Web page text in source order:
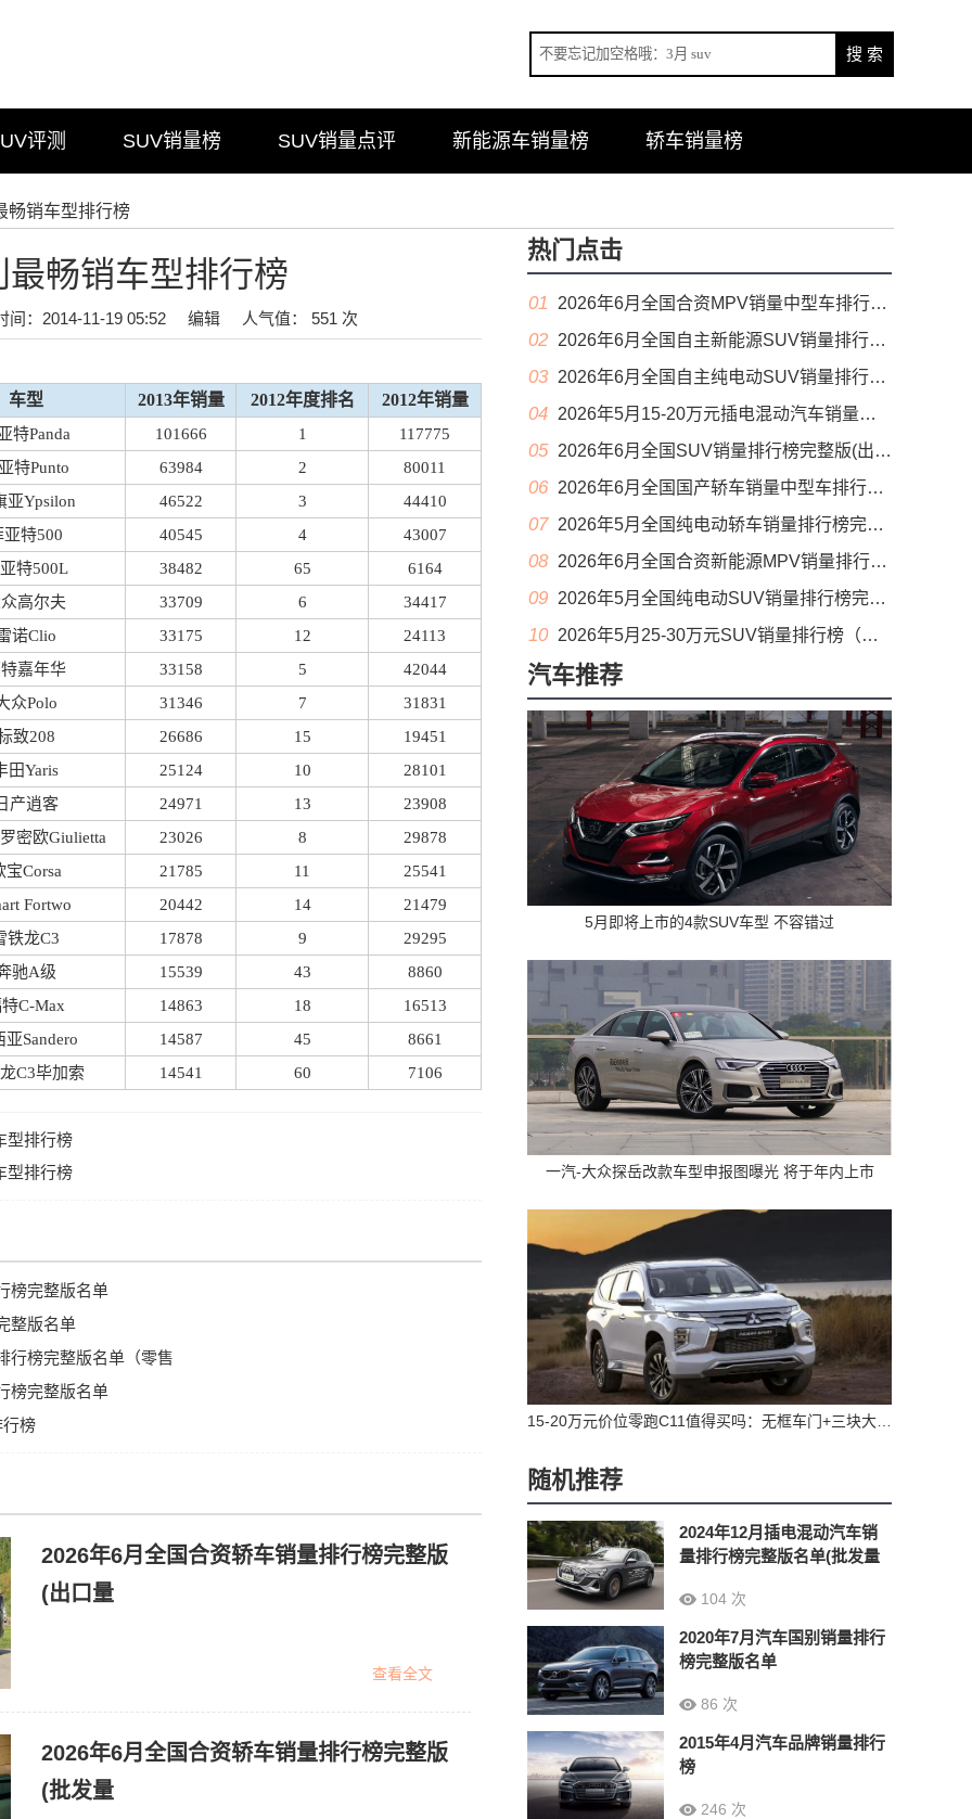
评测 SUV销量榜 SUV销量点评 新能源车销量榜 轿车销量榜
畅销车型排行榜
畅销车型排行榜
间：2014-11-19 05:52 编辑 人气值： 551 次
车型 2013年销量 2012年度排名 2012年销量
特Panda 101666 1
117775
特Punto
63984 2
80011
亚Ypsilon
46522 3
44410
亚特500
40545 4
43007
特500L
38482 65
6164
高尔夫
33709 6
34417
诺Clio
33175 12
24113
嘉年华
33158 5
42044
众Polo
31346 7
31831
致208
26686 15
19451
田Yaris
25124 10
28101
产逍客
24971 13
23908
密欧Giulietta
23026 8
29878
宝Corsa
21785 11
25541
Fortwo
20442 14
21479
铁龙C3
17878 9
29295
驰A级
15539 43
8860
C-Max
14863 18
16513
亚Sandero
14587 45
8661
C3毕加索
14541 60 7106
型排行榜
型排行榜
榜完整版名单
整版名单
行榜完整版名单（零售
榜完整版名单
行榜
2026年6月全国合资轿车销量排行榜完整版
(出口量
查看全文
2026年6月全国合资轿车销量排行榜完整版
(批发量
热门点击
01 2026年6月全国合资MPV销量中型车排行榜完整版(零售量
02 2026年6月全国自主新能源SUV销量排行榜完整版(零售量
03 2026年6月全国自主纯电动SUV销量排行榜完整版(零售量
04 2026年5月15-20万元插电混动汽车销量排行榜（零售量）
05 2026年6月全国SUV销量排行榜完整版(出口量
06 2026年6月全国国产轿车销量中型车排行榜完整版(零售量
07 2026年5月全国纯电动轿车销量排行榜完整版(批发量
08 2026年6月全国合资新能源MPV销量排行榜完整版(零售量
09 2026年5月全国纯电动SUV销量排行榜完整版(零售量
10 2026年5月25-30万元SUV销量排行榜（零售量）
汽车推荐
5月即将上市的4款SUV车型 不容错过
一汽-大众探岳改款车型申报图曝光 将于年内上市
随机推荐
2024年12月插电混动汽车销
量排行榜完整版名单(批发量
104 次
2020年7月汽车国别销量排行
榜完整版名单
86 次
2015年4月汽车品牌销量排行
榜
246 次